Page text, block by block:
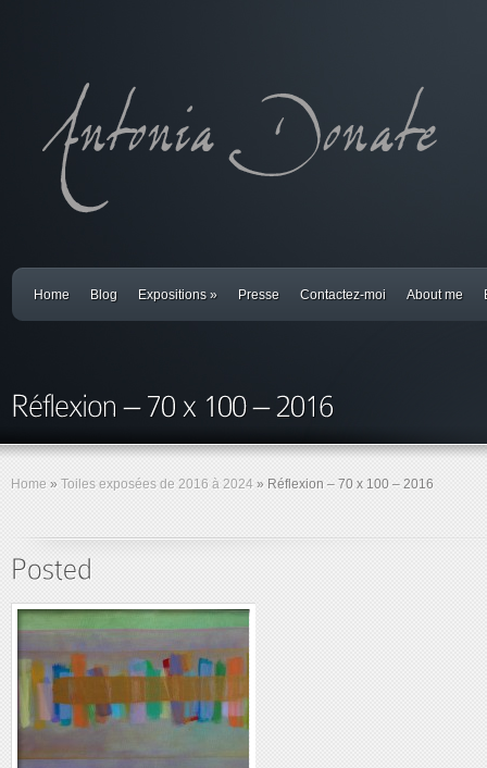
Home Blog Expositions» Presse Contactez-moi About me
Home » Toiles exposées de 2016 à 2024 » Réflexion – 70 x 100 – 2016